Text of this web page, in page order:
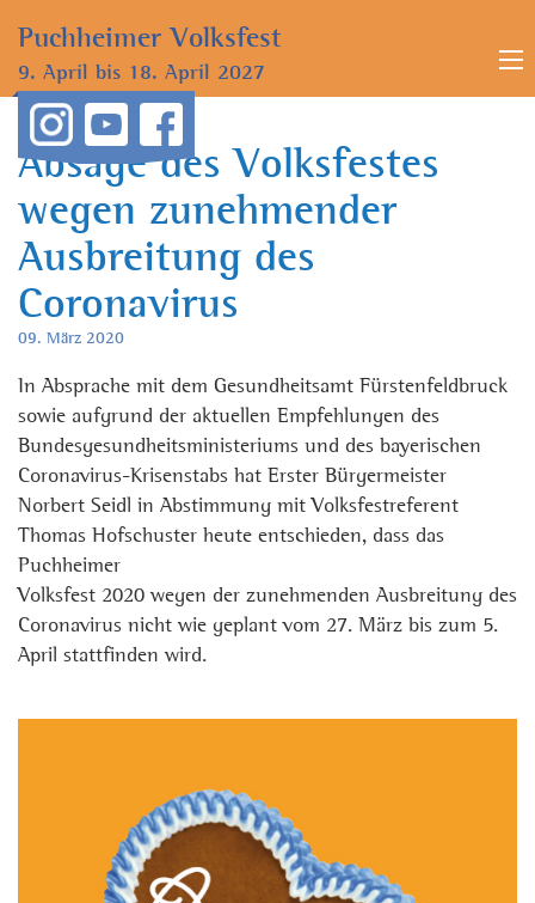
Puchheimer Volksfest
9. April bis 18. April 2027
Absage des Volksfestes
wegen zunehmender
Ausbreitung des
Coronavirus
09. März 2020
In Absprache mit dem Gesundheitsamt Fürstenfeldbruck
sowie aufgrund der aktuellen Empfehlungen des
Bundesgesundheitsministeriums und des bayerischen
Coronavirus-Krisenstabs hat Erster Bürgermeister
Norbert Seidl in Abstimmung mit Volksfestreferent
Thomas Hofschuster heute entschieden, dass das
Puchheimer
Volksfest 2020 wegen der zunehmenden Ausbreitung des
Coronavirus nicht wie geplant vom 27. März bis zum 5.
April stattfinden wird.